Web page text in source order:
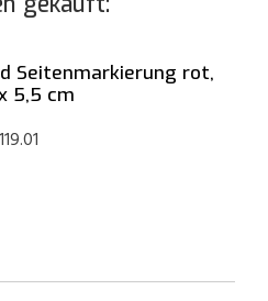
Seitenmarkierung rot,
5,5 cm